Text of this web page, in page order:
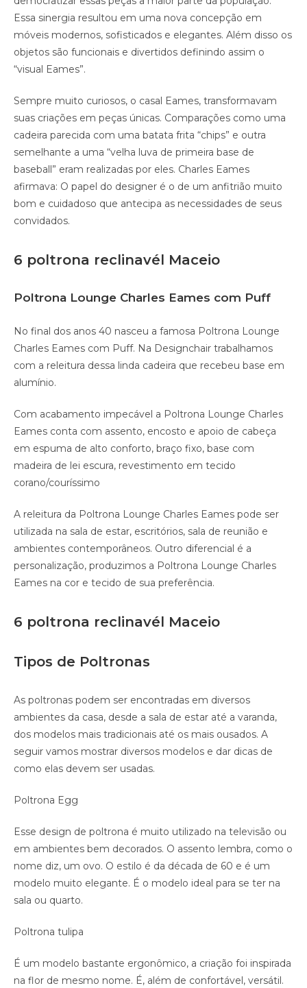
Essa sinergia resultou em uma nova concepção em
móveis modernos, sofisticados e elegantes. Além disso os
objetos são funcionais e divertidos definindo assim o
“visual Eames”.
Sempre muito curiosos, o casal Eames, transformavam
suas criações em peças únicas. Comparações como uma
cadeira parecida com uma batata frita “chips” e outra
semelhante a uma “velha luva de primeira base de
baseball” eram realizadas por eles. Charles Eames
afirmava: O papel do designer é o de um anfitrião muito
bom e cuidadoso que antecipa as necessidades de seus
convidados.
6 poltrona reclinavél Maceio
Poltrona Lounge Charles Eames com Puff
No final dos anos 40 nasceu a famosa Poltrona Lounge
Charles Eames com Puff. Na Designchair trabalhamos
com a releitura dessa linda cadeira que recebeu base em
alumínio.
Com acabamento impecável a Poltrona Lounge Charles
Eames conta com assento, encosto e apoio de cabeça
em espuma de alto conforto, braço fixo, base com
madeira de lei escura, revestimento em tecido
corano/couríssimo
A releitura da Poltrona Lounge Charles Eames pode ser
utilizada na sala de estar, escritórios, sala de reunião e
ambientes contemporâneos. Outro diferencial é a
personalização, produzimos a Poltrona Lounge Charles
Eames na cor e tecido de sua preferência.
6 poltrona reclinavél Maceio
Tipos de Poltronas
As poltronas podem ser encontradas em diversos
ambientes da casa, desde a sala de estar até a varanda,
dos modelos mais tradicionais até os mais ousados. A
seguir vamos mostrar diversos modelos e dar dicas de
como elas devem ser usadas.
Poltrona Egg
Esse design de poltrona é muito utilizado na televisão ou
em ambientes bem decorados. O assento lembra, como o
nome diz, um ovo. O estilo é da década de 60 e é um
modelo muito elegante. É o modelo ideal para se ter na
sala ou quarto.
Poltrona tulipa
É um modelo bastante ergonômico, a criação foi inspirada
na flor de mesmo nome. É, além de confortável, versátil.